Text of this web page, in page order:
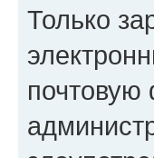
Только